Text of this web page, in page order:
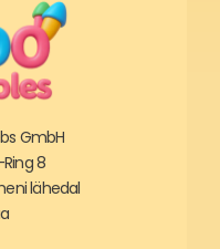
GmbH
8
lähedal